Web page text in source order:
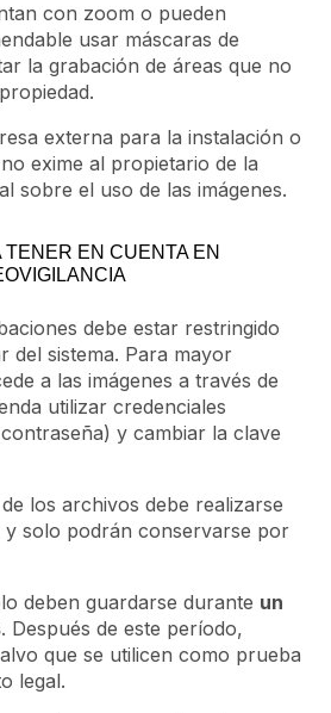
con zoom o pueden
usar máscaras de
la grabación de áreas que no
externa para la instalación o
exime al propietario de la
sobre el uso de las imágenes.
EN CUENTA EN
debe estar restringido
del sistema. Para mayor
a las imágenes a través de
utilizar credenciales
y cambiar la clave
los archivos debe realizarse
solo podrán conservarse por
deben guardarse durante un
. Después de este período,
que se utilicen como prueba
legal.